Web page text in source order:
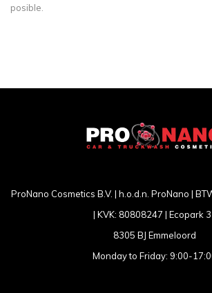
posible.
ProNano Cosmetics B.V. | h.o.d.n. ProNano |
| KVK: 80808247 | Ecopark
8305 BJ Emmeloord
Monday to Friday: 9:00-